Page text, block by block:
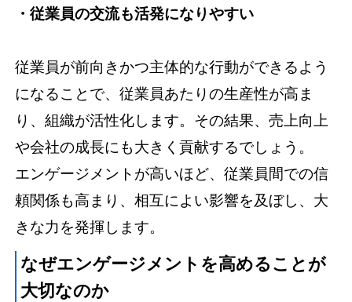
・従業員の交流も活発になりやすい
従業員が前向きかつ主体的な行動ができるよう
になることで、従業員あたりの生産性が高ま
り、組織が活性化します。その結果、売上向上
や会社の成長にも大きく貢献するでしょう。
エンゲージメントが高いほど、従業員間での信
頼関係も高まり、相互によい影響を及ぼし、大
きな力を発揮します。
なぜエンゲージメントを高めることが
大切なのか